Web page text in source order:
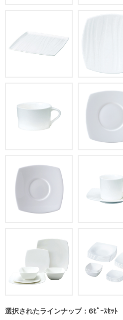
選択されたラインナップ：6ﾋﾟｰｽｾｯﾄ